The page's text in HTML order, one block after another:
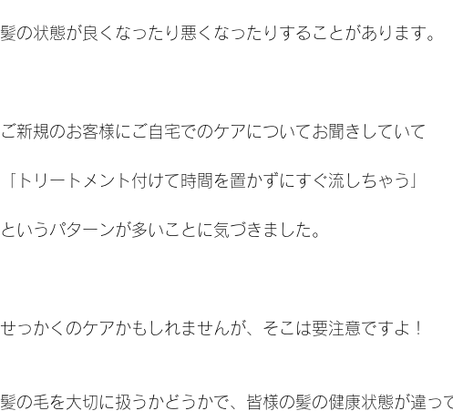
髪の状態が良くなったり悪くなったりすることがあります。
ご新規のお客様にご自宅でのケアについてお聞きしていて
「トリートメント付けて時間を置かずにすぐ流しちゃう」
というパターンが多いことに気づきました。
せっかくのケアかもしれませんが、そこは要注意ですよ！
髪の毛を大切に扱うかどうかで、皆様の髪の健康状態が違っ